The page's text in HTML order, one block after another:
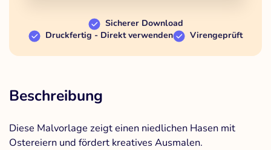
Sicherer Download
Druckfertig - Direkt verwenden
Virengeprüft
Beschreibung
Diese Malvorlage zeigt einen niedlichen Hasen mit
Ostereiern und fördert kreatives Ausmalen.